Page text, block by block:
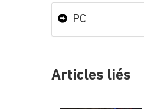
PC
Articles liés